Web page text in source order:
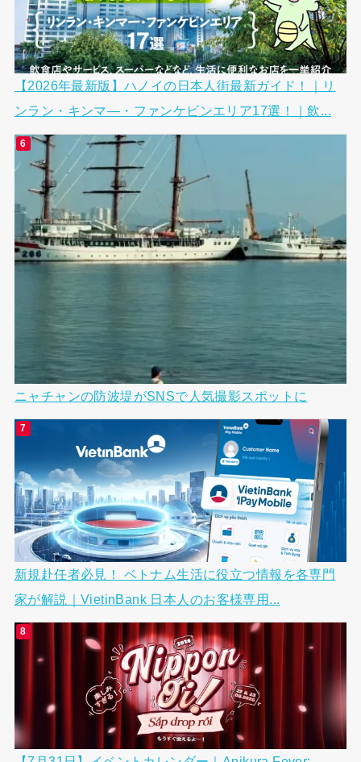
【2026年最新版】ハノイの日本人街最新ガイド！｜リ
ンラン・キンマ―・ファンケビンエリア17選！｜飲...
ニャチャンの防波堤がSNSで人気撮影スポットに
新規赴任者必見！ ベトナム生活に役立つ情報を各専門
家が解説｜VietinBank 日本人のお客様専用...